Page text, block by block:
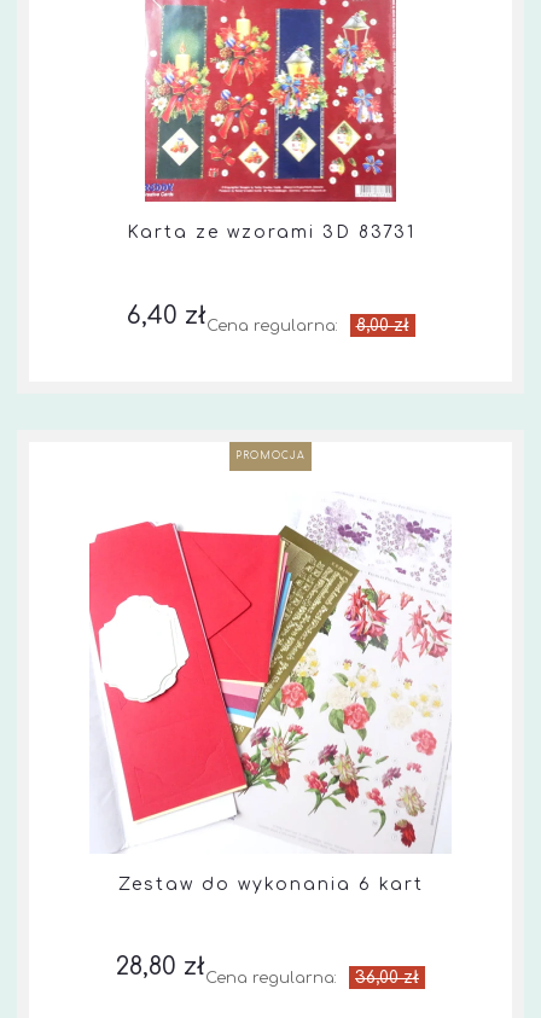
Karta ze wzorami 3D 83731
6,40 złCena regularna: 8,00 zł
Zestaw do wykonania 6 kart
28,80 złCena regularna: 36,00 zł
PROMOCJA